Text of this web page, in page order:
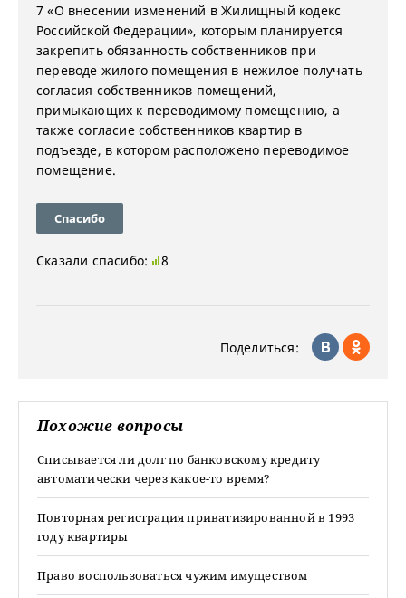
7 «О внесении изменений в Жилищный кодекс
Российской Федерации», которым планируется
закрепить обязанность собственников при
переводе жилого помещения в нежилое получать
согласия собственников помещений,
примыкающих к переводимому помещению, а
также согласие собственников квартир в
подъезде, в котором расположено переводимое
помещение.
Спасибо
Сказали спасибо: 8
Поделиться:
Похожие вопросы
Списывается ли долг по банковскому кредиту
автоматически через какое-то время?
Повторная регистрация приватизированной в 1993
году квартиры
Право воспользоваться чужим имуществом